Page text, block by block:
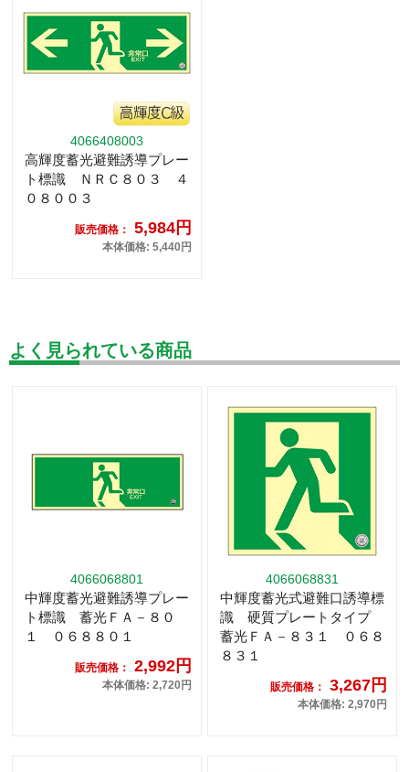
4066408003
高輝度蓄光避難誘導プレー
ト標識 ＮＲＣ８０３ ４
０８００３
販売価格： 5,984円
本体価格: 5,440円
よく見られている商品
4066068801
中輝度蓄光避難誘導プレー
ト標識 蓄光ＦＡ－８０
１ ０６８８０１
販売価格： 2,992円
本体価格: 2,720円
4066068831
中輝度蓄光式避難口誘導標
識 硬質プレートタイプ
蓄光ＦＡ－８３１ ０６８
８３１
販売価格： 3,267円
本体価格: 2,970円